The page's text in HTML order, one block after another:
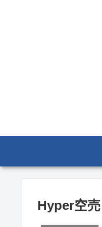
Hyper空売